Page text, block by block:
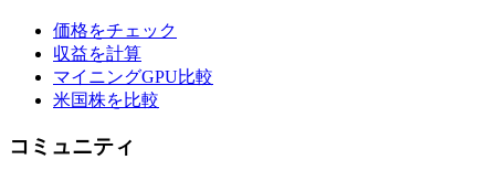
価格をチェック
収益を計算
マイニングGPU比較
米国株を比較
コミュニティ